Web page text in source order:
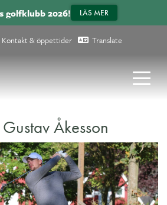
golfklubb 2026! LÄS MER
Kontakt & öppettider Translate
Åkesson